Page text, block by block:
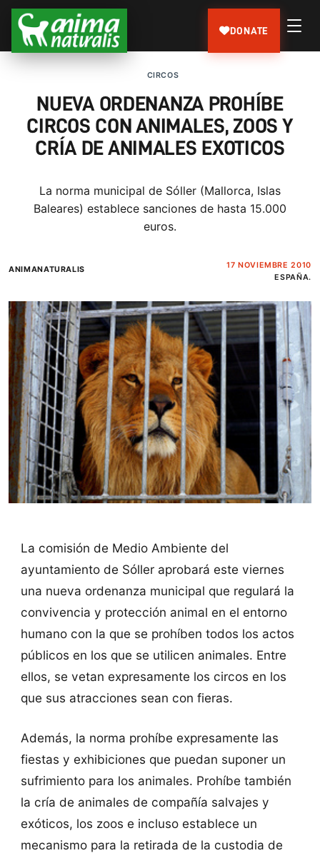
DONATE
CIRCOS
NUEVA ORDENANZA PROHÍBE
CIRCOS CON ANIMALES, ZOOS Y
CRÍA DE ANIMALES EXOTICOS
La norma municipal de Sóller (Mallorca, Islas
Baleares) establece sanciones de hasta 15.000
euros.
ANIMANATURALIS
17 NOVIEMBRE 2010
ESPAÑA.
La comisión de Medio Ambiente del
ayuntamiento de Sóller aprobará este viernes
una nueva ordenanza municipal que regulará la
convivencia y protección animal en el entorno
humano con la que se prohíben todos los actos
públicos en los que se utilicen animales. Entre
ellos, se vetan expresamente los circos en los
que sus atracciones sean con fieras.
Además, la norma prohíbe expresamente las
fiestas y exhibiciones que puedan suponer un
sufrimiento para los animales. Prohíbe también
la cría de animales de compañía salvajes y
exóticos, los zoos e incluso establece un
mecanismo para la retirada de la custodia de